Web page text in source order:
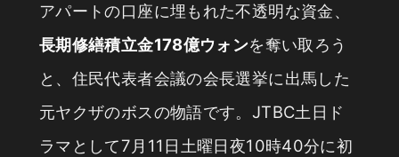
アパートの口座に埋もれた不透明な資金、
長期修繕積立金178億ウォンを奪い取ろう
と、住民代表者会議の会長選挙に出馬した
元ヤクザのボスの物語です。JTBC土日ド
ラマとして7月11日土曜日夜10時40分に初